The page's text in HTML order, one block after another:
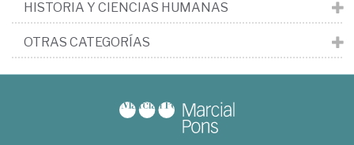
HISTORIA Y CIENCIAS HUMANAS
OTRAS CATEGORÍAS